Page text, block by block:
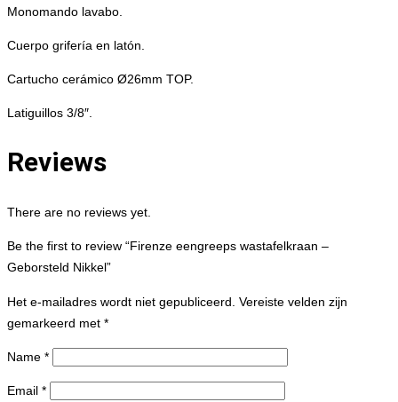
Monomando lavabo.
Cuerpo grifería en latón.
Cartucho cerámico Ø26mm TOP.
Latiguillos 3/8″.
Reviews
There are no reviews yet.
Be the first to review “Firenze eengreeps wastafelkraan –
Geborsteld Nikkel”
Het e-mailadres wordt niet gepubliceerd. Vereiste velden zijn
gemarkeerd met *
Name *
Email *